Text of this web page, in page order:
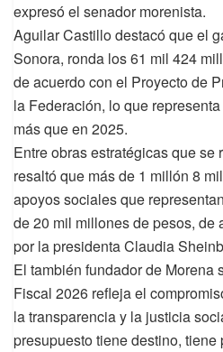
expresó el senador morenista.
Aguilar Castillo destacó que el
Sonora, ronda los 61 mil 424
de acuerdo con el Proyecto de
la Federación, lo que
más que en 2025.
Entre obras estratégicas que se
resaltó que más de 1 millón 8
apoyos sociales que
de 20 mil millones de pesos, de
por la presidenta Claudia
El también fundador de Morena
Fiscal 2026 refleja el
la transparencia y la justicia
presupuesto tiene destino, tiene